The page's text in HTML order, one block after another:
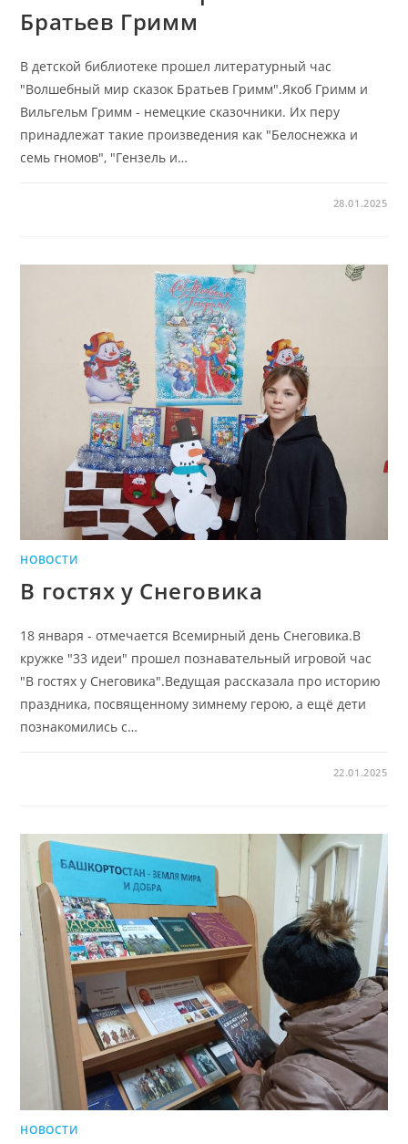
Братьев Гримм
В детской библиотеке прошел литературный час
"Волшебный мир сказок Братьев Гримм".Якоб Гримм и
Вильгельм Гримм - немецкие сказочники. Их перу
принадлежат такие произведения как "Белоснежка и
семь гномов", "Гензель и…
28.01.2025
НОВОСТИ
В гостях у Снеговика
18 января - отмечается Всемирный день Снеговика.В
кружке "33 идеи" прошел познавательный игровой час
"В гостях у Снеговика".Ведущая рассказала про историю
праздника, посвященному зимнему герою, а ещё дети
познакомились с…
22.01.2025
НОВОСТИ